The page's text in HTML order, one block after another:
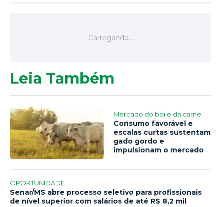
Leia Também
Mercado do boi e da carne
Consumo favorável e
escalas curtas sustentam
gado gordo e
impulsionam o mercado
OPORTUNIDADE
Senar/MS abre processo seletivo para profissionais
de nível superior com salários de até R$ 8,2 mil